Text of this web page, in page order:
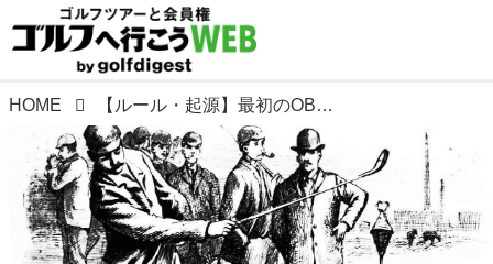
HOME 【ルール・起源】最初のOB杭は近隣の苦情から! たった13条から始まったゴルフ規則のそもそも論